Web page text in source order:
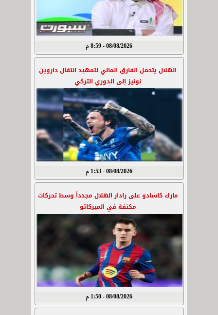
08/08/2026 - 8:59 م
الهلال يتحمل الفارق المالي لتمهيد انتقال داروين
نونيز إلى الدوري التركي
08/08/2026 - 1:53 م
مارك كاسادو على رادار الهلال مجدداً وسط تحركات
مكثفة في الميركاتو
08/08/2026 - 1:50 م